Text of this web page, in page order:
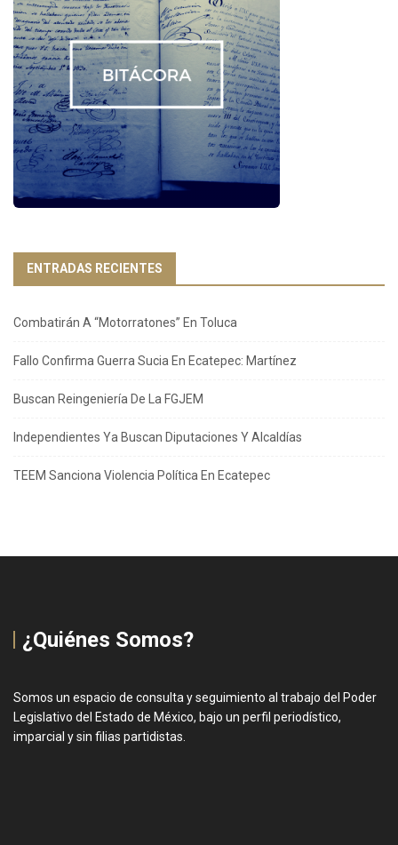
ENTRADAS RECIENTES
Combatirán A “Motorratones” En Toluca
Fallo Confirma Guerra Sucia En Ecatepec: Martínez
Buscan Reingeniería De La FGJEM
Independientes Ya Buscan Diputaciones Y Alcaldías
TEEM Sanciona Violencia Política En Ecatepec
¿Quiénes Somos?
Somos un espacio de consulta y seguimiento al trabajo del Poder
Legislativo del Estado de México, bajo un perfil periodístico,
imparcial y sin filias partidistas.